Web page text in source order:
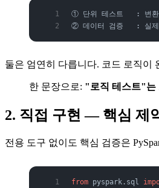
① 단위 테스트   : 변환
② 데이터 검증   : 실제
둘은 엄연히 다릅니다. 코드 로직이
한 문장으로: "로직 테스트"는
2. 직접 구현 — 핵심 제
전용 도구 없이도 핵심 검증은
from pyspark.sql